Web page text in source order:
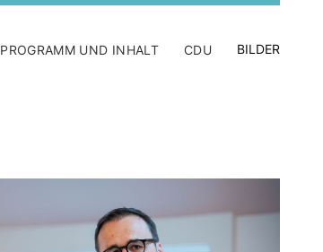
PROGRAMM UND INHALT CDU BILDER